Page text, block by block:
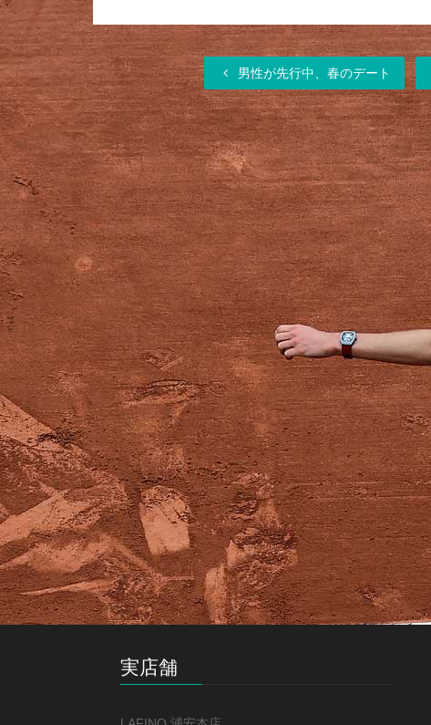
男性が先行中、春のデート
実店舗